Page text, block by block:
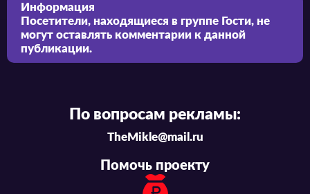
Информация
Посетители, находящиеся в группе Гости, не
могут оставлять комментарии к данной
публикации.
По вопросам рекламы:
TheMikle@mail.ru
Помочь проекту